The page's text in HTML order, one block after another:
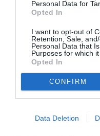
Personal Data for
Opted In
I want to opt-out of
Retention, Sale,
Personal Data that
Purposes for which it
Opted In
CONFIRM
Data Deletion
Οι Arab Strap στο
Gazarte Ground
Stage